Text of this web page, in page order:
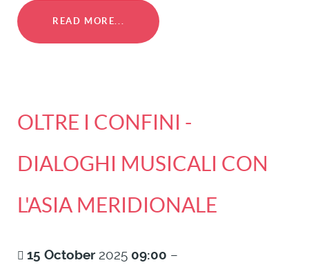
READ MORE...
OLTRE I CONFINI -
DIALOGHI MUSICALI CON
L'ASIA MERIDIONALE
15 October 2025 09:00 –